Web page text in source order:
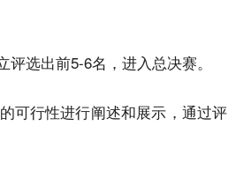
选出前5-6名，进入总决赛。
可行性进行阐述和展示，通过评